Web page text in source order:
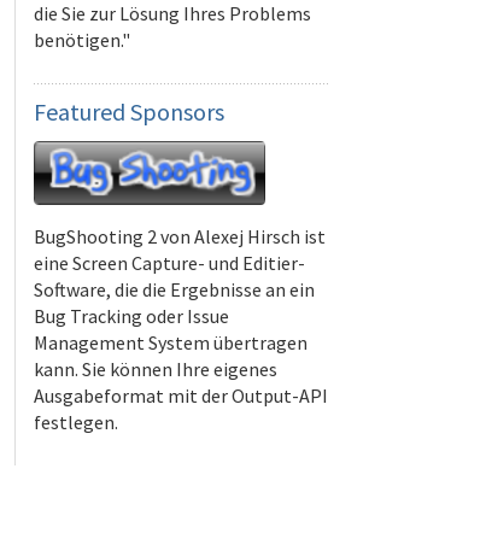
die Sie zur Lösung Ihres Problems
benötigen."
Featured Sponsors
BugShooting 2 von Alexej Hirsch ist
eine Screen Capture- und Editier-
Software, die die Ergebnisse an ein
Bug Tracking oder Issue
Management System übertragen
kann. Sie können Ihre eigenes
Ausgabeformat mit der Output-API
festlegen.